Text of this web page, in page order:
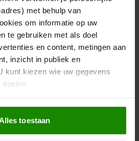
met behulp van
om informatie op uw
te gebruiken met als doel
en content, metingen aan
inzicht in publiek en
kunt kiezen wie uw gegevens
we ook graag:
over uw geografische
paar meter nauwkeurig kan zijn
toestaanverliefd op